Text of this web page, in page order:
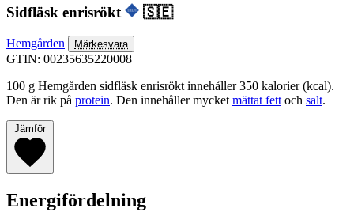
Sidfläsk enrisrökt 🇸🇪
Hemgården Märkesvara
GTIN: 00235635220008
100 g Hemgården sidfläsk enrisrökt innehåller 350 kalorier (kcal).
Den är rik på protein. Den innehåller mycketmättat fettoch salt.
Jämför
Energifördelning